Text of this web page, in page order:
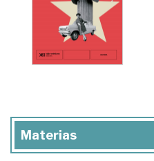
Materias